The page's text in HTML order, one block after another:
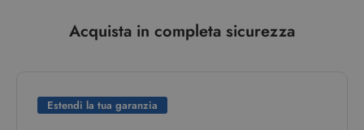
Acquista in completa sicurezza
Estendi la tua garanzia